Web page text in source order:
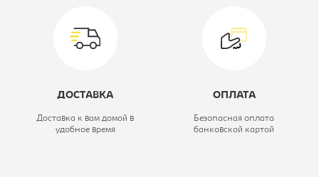
Ширина, мм: 800
ДОСТАВКА
Доставка к вам домой в
удобное время
ОПЛАТА
Безопасная оплата
банковской картой